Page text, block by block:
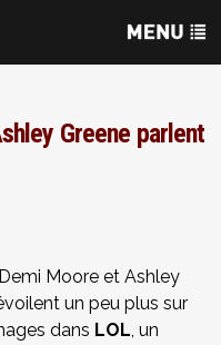
Greene parlent
Moore et Ashley
un peu plus sur
dans LOL, un